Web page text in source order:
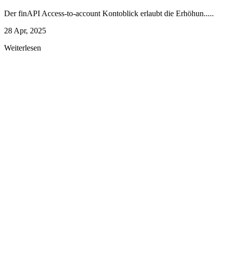
Der finAPI Access-to-account Kontoblick erlaubt die Erhöhun.....
28 Apr, 2025
Weiterlesen